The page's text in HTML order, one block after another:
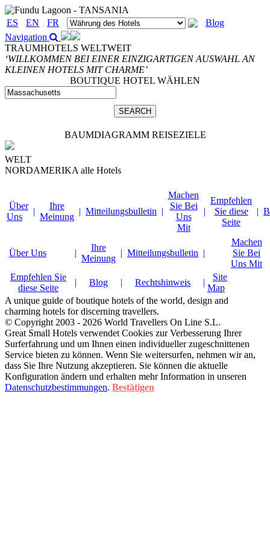
ES EN FR
Blog
Navigation
TRAUMHOTELS WELTWEIT
‘WILLKOMMEN BEI EINER EINZIGARTIGEN AUSWAHL AN
KLEINEN HOTELS MIT CHARME’
BOUTIQUE HOTEL WÄHLEN
BAUMDIAGRAMM REISEZIELE
WELT
NORDAMERIKA alle Hotels
Über
Uns
|
Ihre
Meinung
| Mitteilungsbulletin |
Machen
Sie Bei
Uns
Mit
|
Empfehlen
Sie diese
Seite
|
Über Uns |
Ihre
Meinung
| Mitteilungsbulletin |
Machen
Sie Bei
Uns Mit
Empfehlen Sie
diese Seite
| Blog | Rechtshinweis |
Site
Map
A unique guide of boutique hotels of the world, design and
charming hotels for discerning travellers.
© Copyright 2003 - 2026 World Travellers On Line S.L.
Great Small Hotels verwendet Cookies zur Verbesserung Ihrer
Surferfahrung und um Ihnen einen individueller zugeschnittenen
Service bieten zu können. Wenn Sie weitersurfen, nehmen wir an,
dass Sie Ihre Nutzung akzeptieren. Sie können die aktuelle
Konfiguration ändern und erhalten mehr Information in unseren
Datenschutzbestimmungen. Bestätigen